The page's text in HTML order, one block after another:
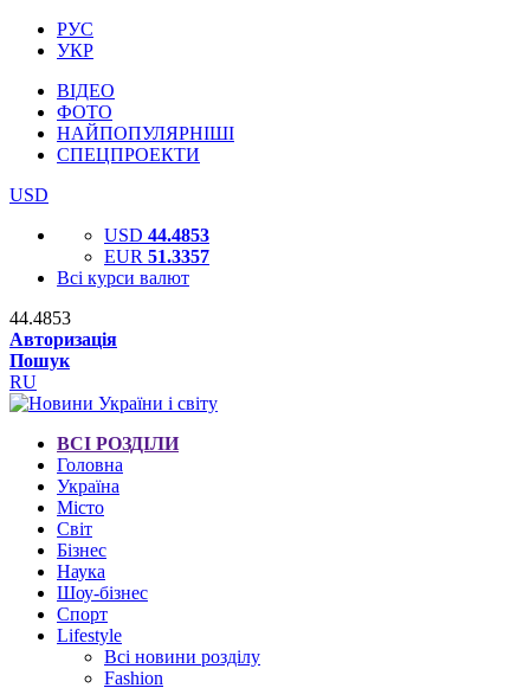
РУС
УКР
ВІДЕО
ФОТО
НАЙПОПУЛЯРНІШІ
СПЕЦПРОЕКТИ
USD
USD 44.4853
EUR 51.3357
Всі курси валют
44.4853
Авторизація
Пошук
RU
ВСІ РОЗДІЛИ
Головна
Україна
Місто
Світ
Бізнес
Наука
Шоу-бізнес
Спорт
Lifestyle
Всі новини розділу
Fashion